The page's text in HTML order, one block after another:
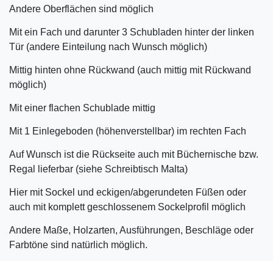
Andere Oberflächen sind möglich
Mit ein Fach und darunter 3 Schubladen hinter der linken
Tür (andere Einteilung nach Wunsch möglich)
Mittig hinten ohne Rückwand (auch mittig mit Rückwand
möglich)
Mit einer flachen Schublade mittig
Mit 1 Einlegeboden (höhenverstellbar) im rechten Fach
Auf Wunsch ist die Rückseite auch mit Büchernische bzw.
Regal lieferbar (siehe Schreibtisch Malta)
Hier mit Sockel und eckigen/abgerundeten Füßen oder
auch mit komplett geschlossenem Sockelprofil möglich
Andere Maße, Holzarten, Ausführungen, Beschläge oder
Farbtöne sind natürlich möglich.